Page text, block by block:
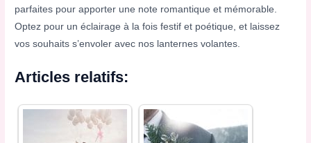
parfaites pour apporter une note romantique et mémorable.
Optez pour un éclairage à la fois festif et poétique, et laissez
vos souhaits s’envoler avec nos lanternes volantes.
Articles relatifs: